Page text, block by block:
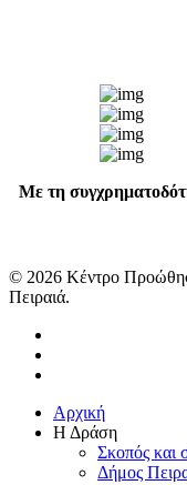
Με τη
© 2026 Κέντρο
Πειραιά.
Close
Menu
Αρχική
Η Δράση
Σκοπός και
Δήμος